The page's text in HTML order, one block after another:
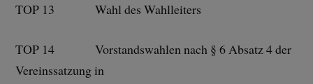
TOP 13 Wahl des Wahlleiters
TOP 14 Vorstandswahlen nach § 6 Absatz 4 der
Vereinssatzung in